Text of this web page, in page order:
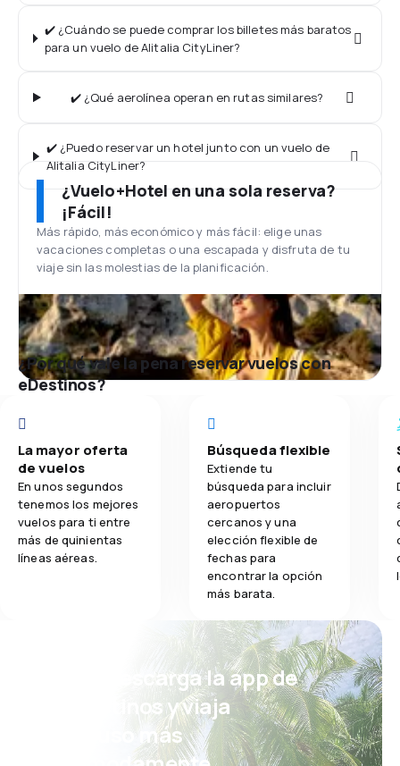
✔️ ¿Cuándo se puede comprar los billetes más baratos
para un vuelo de Alitalia CityLiner?
✔️ ¿Qué aerolínea operan en rutas similares?
✔️ ¿Puedo reservar un hotel junto con un vuelo de
Alitalia CityLiner?
¿Vuelo+Hotel en una sola reserva?
¡Fácil!
Más rápido, más económico y más fácil: elige unas
vacaciones completas o una escapada y disfruta de tu
viaje sin las molestias de la planificación.
¿Por qué vale la pena reservar vuelos con
eDestinos?
La mayor oferta
de vuelos
En unos segundos
tenemos los mejores
vuelos para ti entre
más de quinientas
líneas aéreas.
Búsqueda flexible
Extiende tu
búsqueda para incluir
aeropuertos
cercanos y una
elección flexible de
fechas para
encontrar la opción
más barata.
¡Eh! Descarga la app de
eDestinos y viaja
incluso más